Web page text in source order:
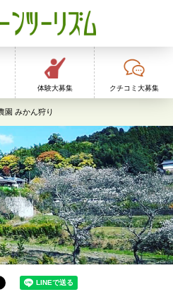
ーンツーリ
ム
体験大募集 クチコミ大募集
園 みかん狩り